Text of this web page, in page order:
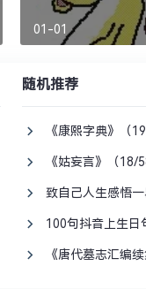
01-01
随机推荐
《康熙字典》（
《姑妄言》（
致自己人生感悟
100句抖音上生日
《唐代墓志汇编